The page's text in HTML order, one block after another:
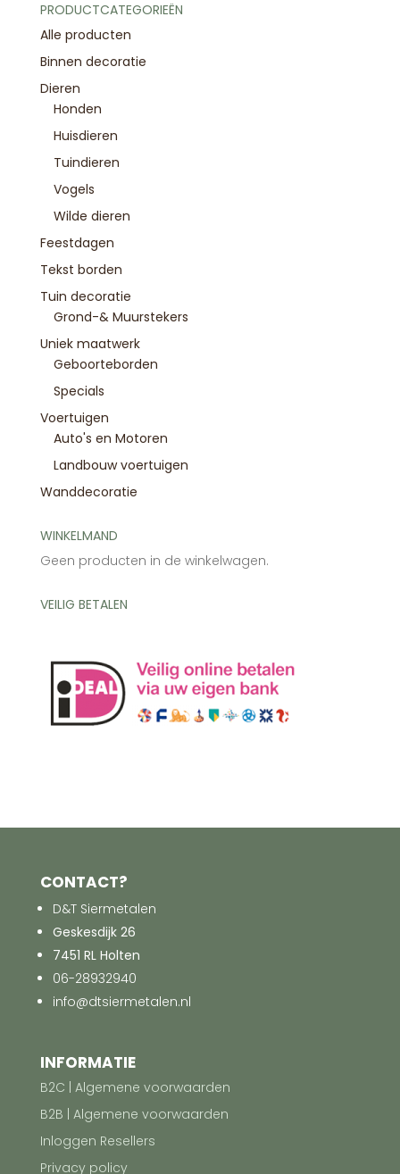
PRODUCTCATEGORIEËN
Alle producten
Binnen decoratie
Dieren
Honden
Huisdieren
Tuindieren
Vogels
Wilde dieren
Feestdagen
Tekst borden
Tuin decoratie
Grond-& Muurstekers
Uniek maatwerk
Geboorteborden
Specials
Voertuigen
Auto's en Motoren
Landbouw voertuigen
Wanddecoratie
WINKELMAND
Geen producten in de winkelwagen.
VEILIG BETALEN
CONTACT?
D&T Siermetalen
Geskesdijk 26
7451 RL Holten
06-28932940
info@dtsiermetalen.nl
INFORMATIE
B2C | Algemene voorwaarden
B2B | Algemene voorwaarden
Inloggen Resellers
Privacy policy